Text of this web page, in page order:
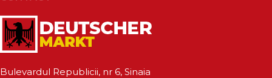
Bulevardul Republicii, nr 6, Sinaia